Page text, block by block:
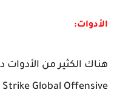
الأدوات: